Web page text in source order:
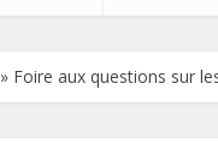
» Foire aux questions sur